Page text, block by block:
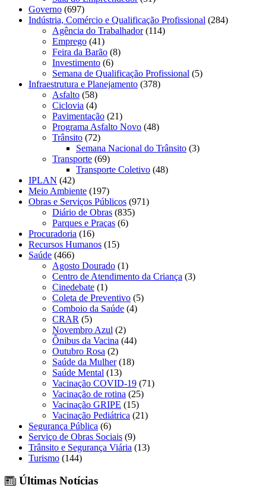
Governo (697)
Indústria, Comércio e Qualificação Profissional (284)
Agência do Trabalhador(114)
Emprego (41)
Feira da Barão (8)
Investimento (6)
Semana de Qualificação Profissional (5)
Infraestrutura e Planejamento (378)
Asfalto (58)
Ciclovia (4)
Pavimentação (21)
Programa Asfalto Novo (48)
Trânsito (72)
Semana Nacional do Trânsito (3)
Transporte (69)
Transporte Coletivo (48)
IPLAN (42)
Meio Ambiente (197)
Obras e Serviços Públicos (971)
Diário de Obras (835)
Parques e Praças (6)
Procuradoria (16)
Recursos Humanos (15)
Saúde (466)
Agosto Dourado (1)
Centro de Atendimento da Criança (3)
Cinedebate (1)
Coleta de Preventivo (5)
Comboio da Saúde (4)
CRAR (5)
Novembro Azul (2)
Ônibus da Vacina (44)
Outubro Rosa (2)
Saúde da Mulher(18)
Saúde Mental (13)
Vacinação COVID-19 (71)
Vacinação de rotina (25)
Vacinação GRIPE (15)
Vacinação Pediátrica (21)
Segurança Pública (6)
Serviço de Obras Sociais (9)
Trânsito e Segurança Viária (13)
Turismo (144)
Últimas Notícias